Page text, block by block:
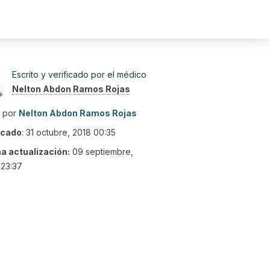
Escrito y verificado por el médico
Nelton Abdon Ramos Rojas
por Nelton Abdon Ramos Rojas
: 31 octubre, 2018 00:35
actualización: 09 septiembre,